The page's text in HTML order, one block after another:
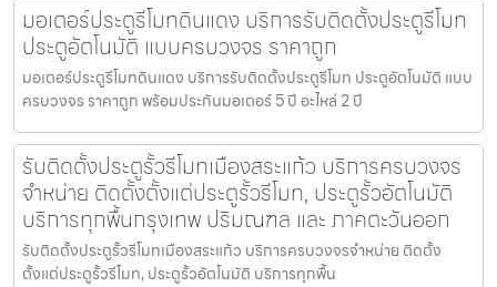
มอเตอร์ประตูรีโมทดินแดง บริการรับติดตั้งประตูรีโมท
ประตูอัตโนมัติ แบบครบวงจร ราคาถูก
มอเตอร์ประตูรีโมทดินแดง บริการรับติดตั้งประตูรีโมท ประตูอัตโนมัติ แบบ
ครบวงจร ราคาถูก พร้อมประกันมอเตอร์ 5 ปี อะไหล่ 2 ปี
รับติดตั้งประตูรั้วรีโมทเมืองสระแก้ว บริการครบวงจร
จำหน่าย ติดตั้งตั้งแต่ประตูรั้วรีโมท, ประตูรั้วอัตโนมัติ
บริการทุกพื้นกรุงเทพ ปริมณฑล และ ภาคตะวันออก
รับติดตั้งประตูรั้วรีโมทเมืองสระแก้ว บริการครบวงจรจำหน่าย ติดตั้ง
ตั้งแต่ประตูรั้วรีโมท, ประตูรั้วอัตโนมัติ บริการทุกพื้น